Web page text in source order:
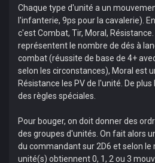
Chaque type d'unité a un
l'infanterie, 9ps pour la cavalerie).
c'est Combat, Tir, Moral,
représentent le nombre de dés à
combat (réussite de base de 4+
selon les circonstances), Moral est
Résistance les PV de l'unité. De
des règles spéciales.
Pour bouger, on doit donner des
des groupes d'unités. On fait alors
du commandant sur 2D6 et selon le
unité(s) obtiennent 0, 1, 2 ou 3